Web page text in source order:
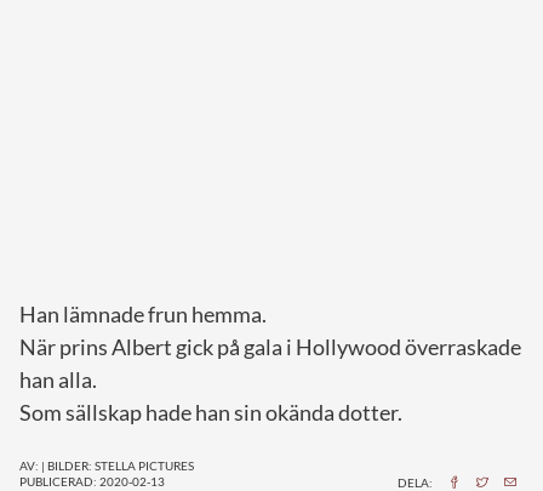
Monacos furstehus
Han lämnade frun hemma.
När prins Albert gick på gala i Hollywood överraskade
han alla.
Som sällskap hade han sin okända dotter.
AV: | BILDER: STELLA PICTURES
PUBLICERAD: 2020-02-13
DELA: